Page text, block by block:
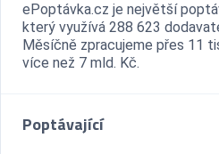
ePoptávka.cz je největší
který využívá 288 623
Měsíčně zpracujeme přes 11
více než 7 mld. Kč.
Poptávající